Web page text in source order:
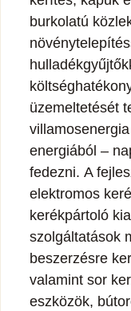
burkolatú
üzemeltetését
energiából –
fedezni. A
elektromos
kerékpártoló
szolgáltatások
beszerzésre
valamint sor
eszközök,